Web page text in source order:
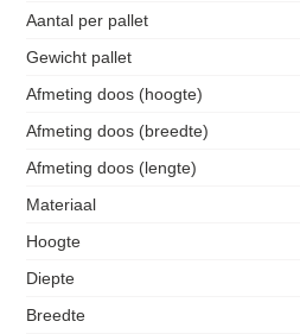
Aantal per pallet
Gewicht pallet
Afmeting doos (hoogte)
Afmeting doos (breedte)
Afmeting doos (lengte)
Materiaal
Hoogte
Diepte
Breedte